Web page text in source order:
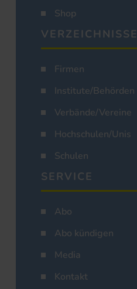
Shop
VERZEICHNISSE
Firmen
Institute/Behörden
Verbände/Vereine
Hochschulen/Unis
Schulen
SERVICE
Abo
Abo kündigen
Media
Kontakt